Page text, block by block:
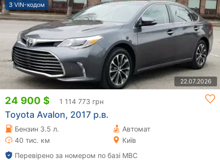
З VIN-кодом
22.07.2026
24 900 $ 1 114 773 грн
Toyota Avalon, 2017 р.в.
Бензин 3.5 л.
Автомат
40 тис. км
Київ
Перевірено за номером по базі МВС